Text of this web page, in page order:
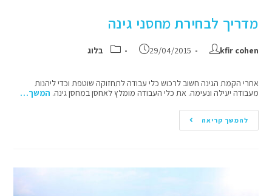
מדריך לבחירת מחסני גינה
kfir cohen
29/04/2015 בלוג
אחרי הקמת הגינה חשוב לרכוש כלי עבודה לתחזוקה שוטפת וכדי ליהנות
מעבודה יעילה ונעימה. את כלי העבודה מומלץ לאחסן במחסן גינה. המשך…
להמשך קריאה